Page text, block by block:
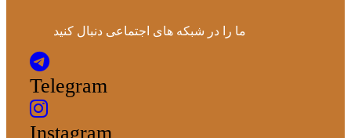
ما را در شبکه های اجتماعی دنبال کنید
Telegram
Instagram